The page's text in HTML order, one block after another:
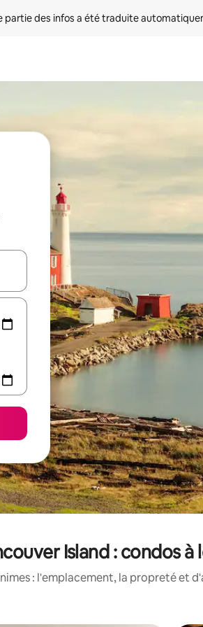
partie des infos a été traduite
utilisant les flèches vers le haut et vers
Island : condos
: l'emplacement, la propreté et